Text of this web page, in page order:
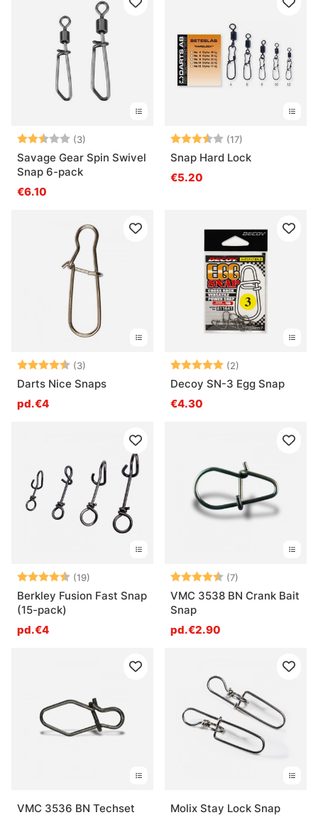
Note: (3)
Savage Gear Spin Swivel
Snap 6-pack
€6.10
Note: (17)
Snap Hard Lock
€5.20
Note: (3)
Darts Nice Snaps
pd.€4
Note: (2)
Decoy SN-3 Egg Snap
€4.30
Note: (19)
4.7 sur 5 étoiles
Berkley Fusion Fast Snap
(15-pack)
pd.€4
Note: (7)
VMC 3538 BN Crank Bait
Snap
pd.€2.90
VMC 3536 BN Techset Molix Stay Lock Snap